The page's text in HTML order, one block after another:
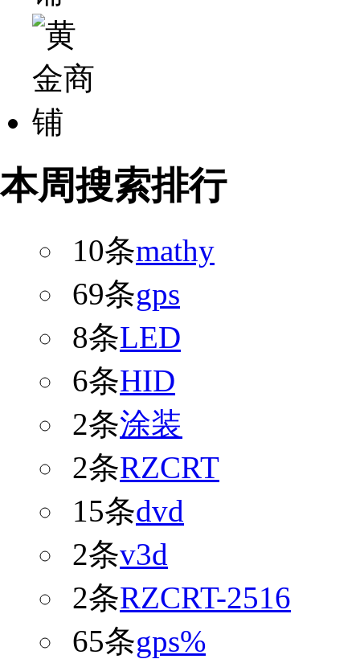
本周搜索排行
10条mathy
69条gps
8条LED
6条HID
2条涂装
2条RZCRT
15条dvd
2条v3d
2条RZCRT-2516
65条gps%